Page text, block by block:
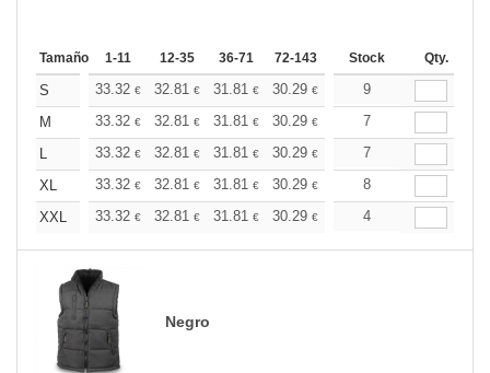
Tamaño 1-11 12-35 36-71 72-143 144-287 288 +
Stock Qty.
S 33.32 € 32.81 € 31.81 € 30.29 € 28.77
9
M
33.32 € 32.81 € 31.81 € 30.29 € 28.77
7
L
33.32 € 32.81 € 31.81 € 30.29 € 28.77
7
XL
33.32 € 32.81 € 31.81 € 30.29 € 28.77
8
XXL
33.32 € 32.81 € 31.81 € 30.29 € 28.77
4
Negro